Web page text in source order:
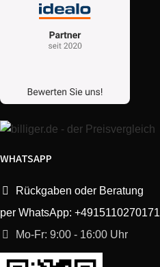
WHATSAPP
Rückgaben oder Beratung
per WhatsApp: +4915110270171
Mo-Fr: 9:00 - 16:00 Uhr